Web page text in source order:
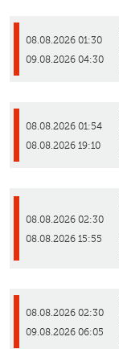
08.08.2026 01:30
09.08.2026 04:30
08.08.2026 01:54
08.08.2026 19:10
08.08.2026 02:30
08.08.2026 15:55
08.08.2026 02:30
09.08.2026 06:05